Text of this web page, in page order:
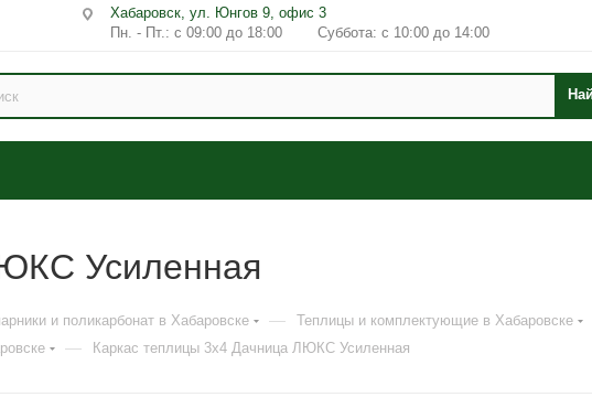
Хабаровск, ул. Юнгов 9, офис 3
Пн. - Пт.: с 09:00 до 18:00 Суббота: с 10:00 до 14:00
Усиленная
и поликарбонат в Хабаровске — Теплицы и комплектующие в Хабаровске
— Каркас теплицы 3х4 Дачница ЛЮКС Усиленная